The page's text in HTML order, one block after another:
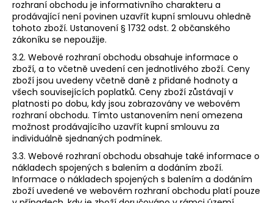
rozhraní obchodu je informativního charakteru a
prodávající není povinen uzavřít kupní smlouvu ohledně
tohoto zboží. Ustanovení § 1732 odst. 2 občanského
zákoníku se nepoužije.
3.2. Webové rozhraní obchodu obsahuje informace o
zboží, a to včetně uvedení cen jednotlivého zboží. Ceny
zboží jsou uvedeny včetně daně z přidané hodnoty a
všech souvisejících poplatků. Ceny zboží zůstávají v
platnosti po dobu, kdy jsou zobrazovány ve webovém
rozhraní obchodu. Tímto ustanovením není omezena
možnost prodávajícího uzavřít kupní smlouvu za
individuálně sjednaných podmínek.
3.3. Webové rozhraní obchodu obsahuje také informace o
nákladech spojených s balením a dodáním zboží.
Informace o nákladech spojených s balením a dodáním
zboží uvedené ve webovém rozhraní obchodu platí pouze